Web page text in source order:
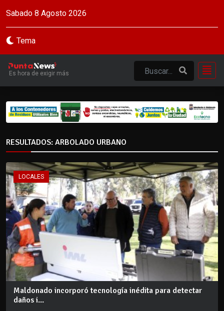
Sabado 8 Agosto 2026
Tema
Es hora de exigir más
RESULTADOS: ARBOLADO URBANO
LOCALES
Maldonado incorporó tecnología inédita para detectar
daños i...